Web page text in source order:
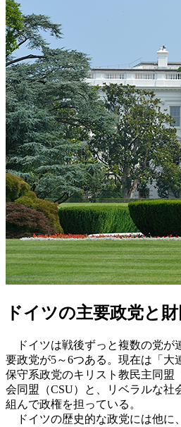
ドイツの主要政党と財
ドイツは戦後ずっと複数の党が
要政党が5～6つある。現在は「大
保守系政党のキリスト教民主同盟
会同盟（CSU）と、リベラルな社
組んで政権を担っている。
ドイツの歴史的な政党には他に